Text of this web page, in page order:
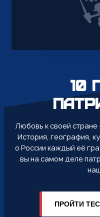
10
Любовь к своей стране
История, география,
о России каждый её
вы на самом деле
ПРОЙТИ